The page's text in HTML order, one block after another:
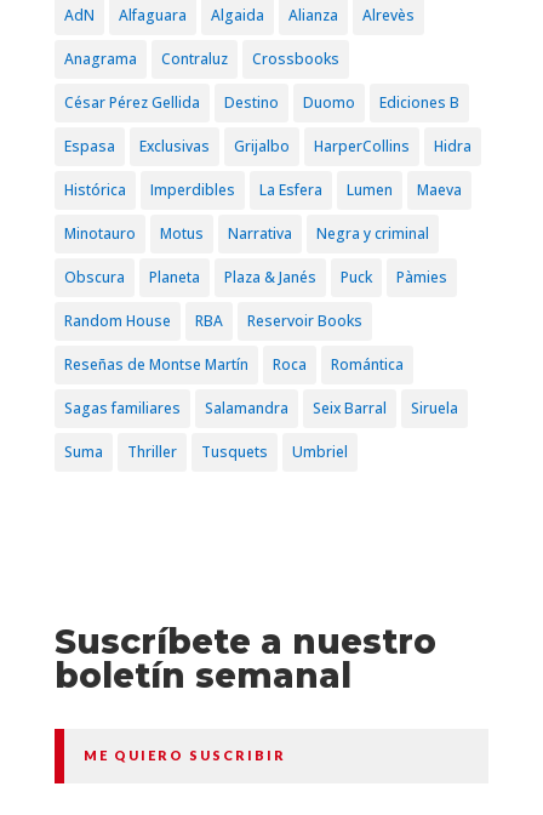
AdN Alfaguara Algaida Alianza Alrevès
Anagrama Contraluz Crossbooks
César Pérez Gellida Destino Duomo Ediciones B
Espasa Exclusivas Grijalbo HarperCollins Hidra
Histórica Imperdibles La Esfera Lumen Maeva
Minotauro Motus Narrativa Negra y criminal
Obscura Planeta Plaza & Janés Puck Pàmies
Random House RBA Reservoir Books
Reseñas de Montse Martín Roca Romántica
Sagas familiares Salamandra Seix Barral Siruela
Suma Thriller Tusquets Umbriel
Suscríbete a nuestro
boletín semanal
ME QUIERO SUSCRIBIR